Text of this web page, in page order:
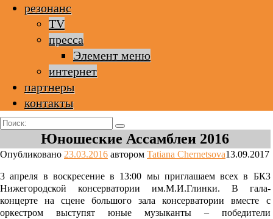
резонанс
TV
пресса
Элемент меню
интернет
партнеры
контакты
Поиск:
Юношеские Ассамблеи 2016
Опубликовано 23.03.2016 автором Tatiana Chernetsova13.09.2017
3 апреля в воскресение в 13:00 мы приглашаем всех в БКЗ
Нижегородской консерватории им.М.И.Глинки. В гала-
концерте на сцене большого зала консерватории вместе с
оркестром выступят юные музыканты – победители